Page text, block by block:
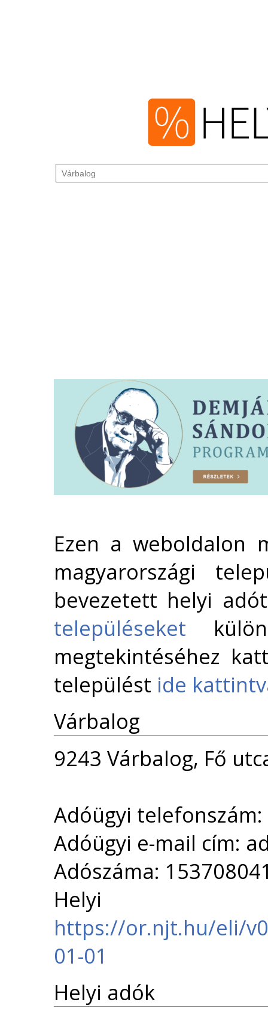
Ezen a weboldalon
magyarországi
bevezetett helyi
településeket
megtekintéséhez
települést ide
Várbalog
9243 Várbalog, Fő
Adóügyi
Adóügyi e-mail cím:
Adószáma:
Helyi
https://or.njt.hu/eli/
01-01
Helyi adók